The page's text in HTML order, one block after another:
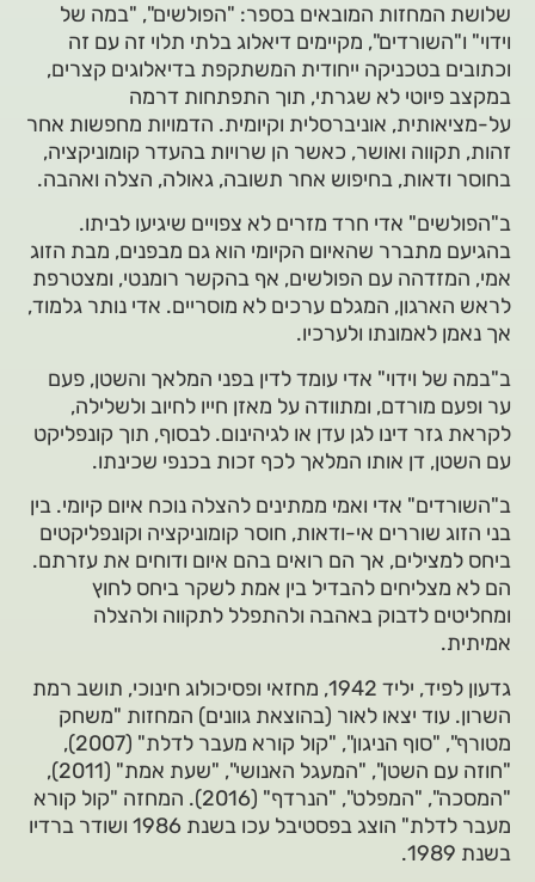
שלושת המחזות המובאים בספר: "הפולשים", "במה של
וידוי" ו"השורדים", מקיימים דיאלוג בלתי תלוי זה עם זה
וכתובים בטכניקה ייחודית המשתקפת בדיאלוגים קצרים,
במקצב פיוטי לא שגרתי, תוך התפתחות דרמה
על-מציאותית, אוניברסלית וקיומית. הדמויות מחפשות אחר
זהות, תקווה ואושר, כאשר הן שרויות בהעדר קומוניקציה,
בחוסר ודאות, בחיפוש אחר תשובה, גאולה, הצלה ואהבה.
ב"הפולשים" אדי חרד מזרים לא צפויים שיגיעו לביתו.
בהגיעם מתברר שהאיום הקיומי הוא גם מבפנים, מבת הזוג
אמי, המזדהה עם הפולשים, אף בהקשר רומנטי, ומצטרפת
לראש הארגון, המגלם ערכים לא מוסריים. אדי נותר גלמוד,
אך נאמן לאמונתו ולערכיו.
ב"במה של וידוי" אדי עומד לדין בפני המלאך והשטן, פעם
ער ופעם מורדם, ומתוודה על מאזן חייו לחיוב ולשלילה,
לקראת גזר דינו לגן עדן או לגיהינום. לבסוף, תוך קונפליקט
עם השטן, דן אותו המלאך לכף זכות בכנפי שכינתו.
ב"השורדים" אדי ואמי ממתינים להצלה נוכח איום קיומי. בין
בני הזוג שוררים אי-ודאות, חוסר קומוניקציה וקונפליקטים
ביחס למצילים, אך הם רואים בהם איום ודוחים את עזרתם.
הם לא מצליחים להבדיל בין אמת לשקר ביחס לחוץ
ומחליטים לדבוק באהבה ולהתפלל לתקווה ולהצלה
אמיתית.
גדעון לפיד, יליד 1942, מחזאי ופסיכולוג חינוכי, תושב רמת
השרון. עוד יצאו לאור (בהוצאת גוונים) המחזות "משחק
מטורף", "סוף הניגון", "קול קורא מעבר לדלת" (2007),
"חוזה עם השטן", "המעגל האנושי", "שעת אמת" (2011),
"המסכה", "המפלט", "הנרדף" (2016). המחזה "קול קורא
מעבר לדלת" הוצג בפסטיבל עכו בשנת 1986 ושודר ברדיו
בשנת 1989.